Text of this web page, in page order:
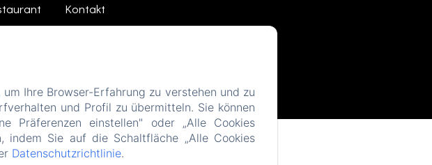
Kontakt
Ihre Browser-Erfahrung zu verstehen und zu
und Profil zu übermitteln. Sie können
Präferenzen einstellen" oder „Alle Cookies
indem Sie auf die Schaltfläche „Alle Cookies
Datenschutzrichtlinie.